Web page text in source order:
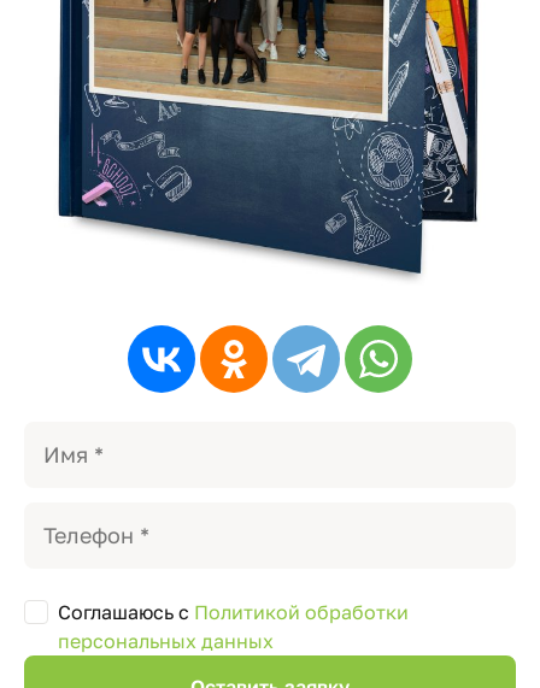
Соглашаюсь с Политикой обработки
персональных данных